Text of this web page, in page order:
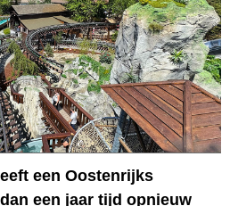
een Oostenrijks
een jaar tijd opnieuw